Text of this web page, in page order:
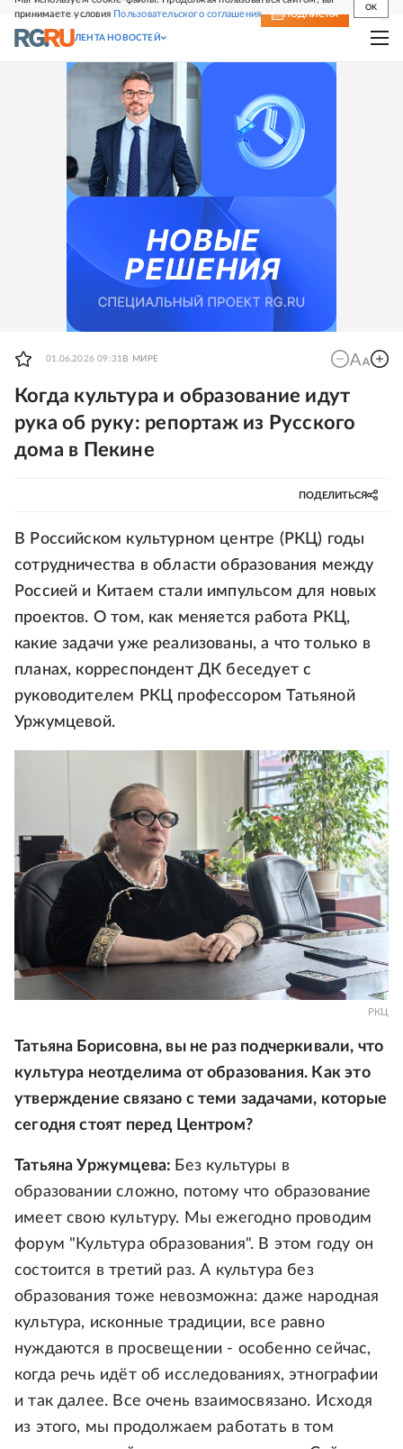
принимаете условия Пользовательского соглашения
OK
СВЕЖИЙ НОМЕР ПОДПИСКА
ЛЕНТА НОВОСТЕЙ
01.06.2026 09:31 В МИРЕ
Когда культура и образование идут
рука об руку: репортаж из Русского
дома в Пекине
ПОДЕЛИТЬСЯ
В Российском культурном центре (РКЦ) годы
сотрудничества в области образования между
Россией и Китаем стали импульсом для новых
проектов. О том, как меняется работа РКЦ,
какие задачи уже реализованы, а что только в
планах, корреспондент ДК беседует с
руководителем РКЦ профессором Татьяной
Уржумцевой.
РКЦ
Татьяна Борисовна, вы не раз подчеркивали, что
культура неотделима от образования. Как это
утверждение связано с теми задачами, которые
сегодня стоят перед Центром?
Татьяна Уржумцева: Без культуры в
образовании сложно, потому что образование
имеет свою культуру. Мы ежегодно проводим
форум "Культура образования". В этом году он
состоится в третий раз. А культура без
образования тоже невозможна: даже народная
культура, исконные традиции, все равно
нуждаются в просвещении - особенно сейчас,
когда речь идёт об исследованиях, этнографии
и так далее. Все очень взаимосвязано. Исходя
из этого, мы продолжаем работать в том